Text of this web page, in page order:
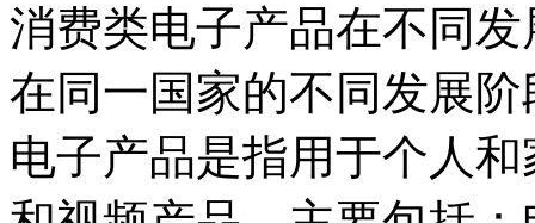
消费类电子产品在不同
在同一国家的不同发展
电子产品是指用于个人